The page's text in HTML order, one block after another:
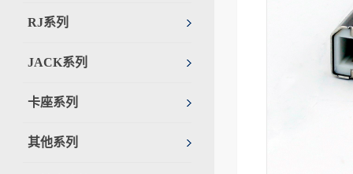
RJ系列
JACK系列
卡座系列
其他系列